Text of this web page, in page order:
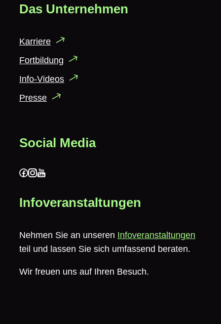
Das Unternehmen
Karriere
Fortbildung
Info-Videos
Presse
Social Media
Infoveranstaltungen
Nehmen Sie an unseren Infoveranstaltungen
teil und lassen Sie sich umfassend beraten.
Wir freuen uns auf Ihren Besuch.